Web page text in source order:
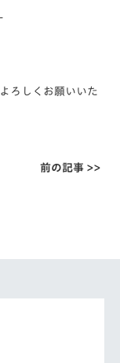
ろしくお願いいた
前の記事 >>